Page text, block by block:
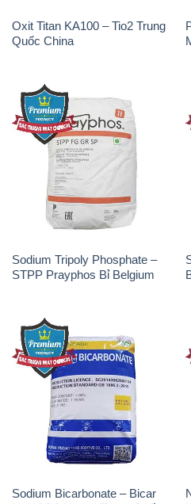
Sodium Tripoly Phosphate –
STPP Prayphos Bỉ Belgium
Sodium Bicarbonate – Bicar
NaHCO3 Hunan Trung Quốc